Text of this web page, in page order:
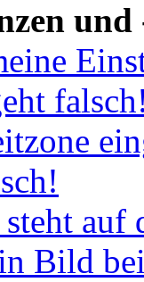
und
Bild